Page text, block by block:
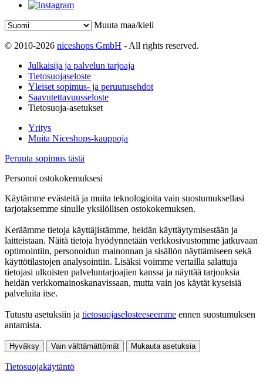
Muuta maa/kieli
© 2010-2026 niceshops GmbH - All rights reserved.
Julkaisija ja palvelun tarjoaja
Tietosuojaseloste
Yleiset sopimus- ja peruutusehdot
Saavutettavuusseloste
Tietosuoja-asetukset
Yritys
Muita Niceshops-kauppoja
Peruuta sopimus tästä
Personoi ostokokemuksesi
Käytämme evästeitä ja muita teknologioita vain suostumuksellasi
tarjotaksemme sinulle yksilöllisen ostokokemuksen.
Keräämme tietoja käyttäjistämme, heidän käyttäytymisestään ja
laitteistaan. Näitä tietoja hyödynnetään verkkosivustomme jatkuvaan
optimointiin, personoidun mainonnan ja sisällön näyttämiseen sekä
käyttötilastojen analysointiin. Lisäksi voimme vertailla salattuja
tietojasi ulkoisten palveluntarjoajien kanssa ja näyttää tarjouksia
heidän verkkomainoskanavissaan, mutta vain jos käytät kyseisiä
palveluita itse.
Tutustu asetuksiin ja tietosuojaselosteeseemme ennen suostumuksen
antamista.
Hyväksy Vain välttämättömät Mukauta asetuksia
Tietosuojakäytäntö